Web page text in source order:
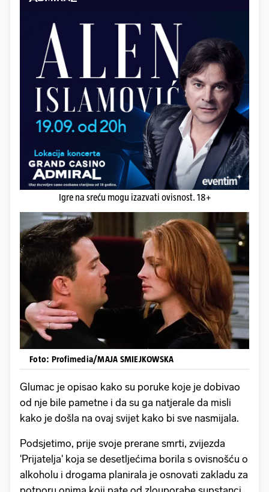
Igre na sreću mogu izazvati ovisnost. 18+
Foto: Profimedia/MAJA SMIEJKOWSKA
Glumac je opisao kako su poruke koje je dobivao
od nje bile pametne i da su ga natjerale da misli
kako je došla na ovaj svijet kako bi sve nasmijala.
Podsjetimo, prije svoje prerane smrti, zvijezda
'Prijatelja' koja se desetljećima borila s ovisnošću o
alkoholu i drogama planirala je osnovati zakladu za